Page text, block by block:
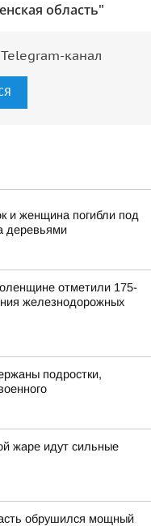
область"
канал
и женщина погибли под
деревьями
отметили 175-
железнодорожных
подростки,
жаре идут сильные
обрушился мощный